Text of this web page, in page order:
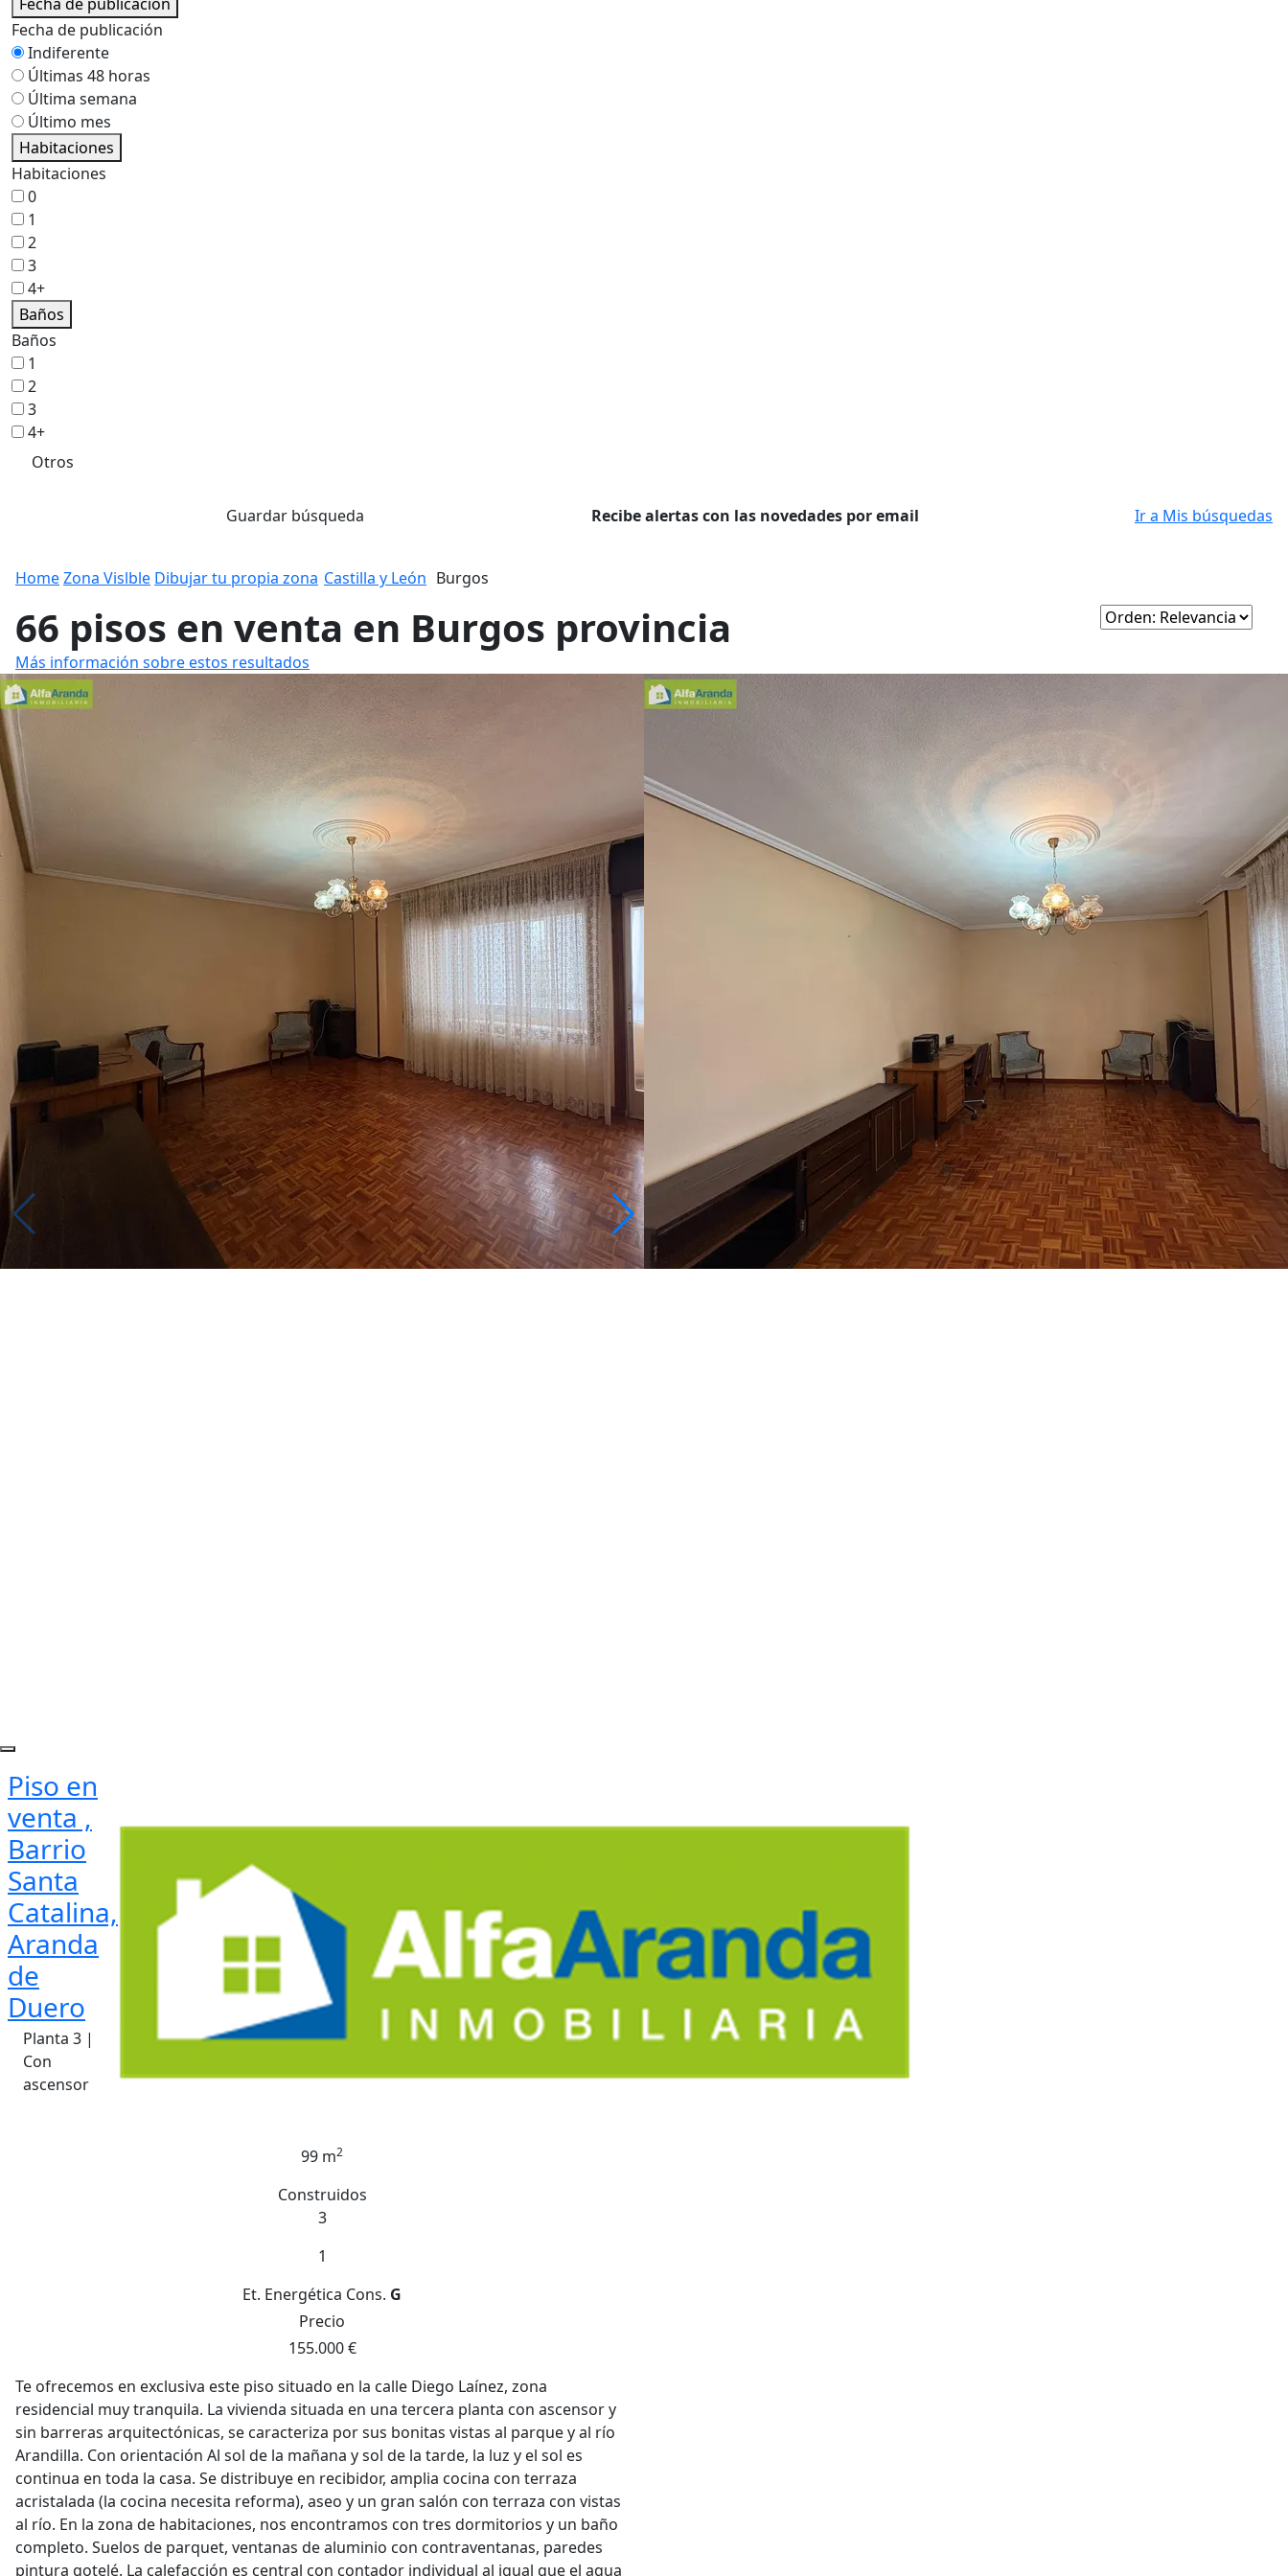
Fecha de publicación
Indiferente
Últimas 48 horas
Última semana
Último mes
Habitaciones
Habitaciones
0
1
2
3
4+
Baños
Baños
1
2
3
4+
Otros
Guardar búsqueda Recibe alertas con las novedades por email Ir a Mis búsquedas
HomeZona Vislble Dibujar tu propia zona Castilla y León Burgos
66 pisos en venta en Burgos provincia
Más información sobre estos resultados
Piso en
venta ,
Barrio
Santa
Catalina,
Aranda
de
Duero
Planta 3 |
Con
ascensor
99 m2
Construidos
3
1
Et. Energética Cons. G
Precio
155.000 €
Te ofrecemos en exclusiva este piso situado en la calle Diego Laínez, zona
residencial muy tranquila. La vivienda situada en una tercera planta con ascensor y
sin barreras arquitectónicas, se caracteriza por sus bonitas vistas al parque y al río
Arandilla. Con orientación Al sol de la mañana y sol de la tarde, la luz y el sol es
continua en toda la casa. Se distribuye en recibidor, amplia cocina con terraza
acristalada (la cocina necesita reforma), aseo y un gran salón con terraza con vistas
al río. En la zona de habitaciones, nos encontramos con tres dormitorios y un baño
completo. Suelos de parquet, ventanas de aluminio con contraventanas, paredes
pintura gotelé. La calefacción es central con contador individual al igual que el agua